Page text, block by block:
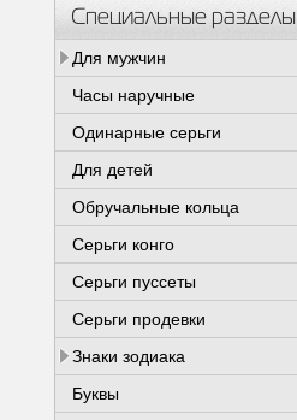
Специальные разделы
Для мужчин
Часы наручные
Одинарные серьги
Для детей
Обручальные кольца
Серьги конго
Серьги пуссеты
Серьги продевки
Знаки зодиака
Буквы